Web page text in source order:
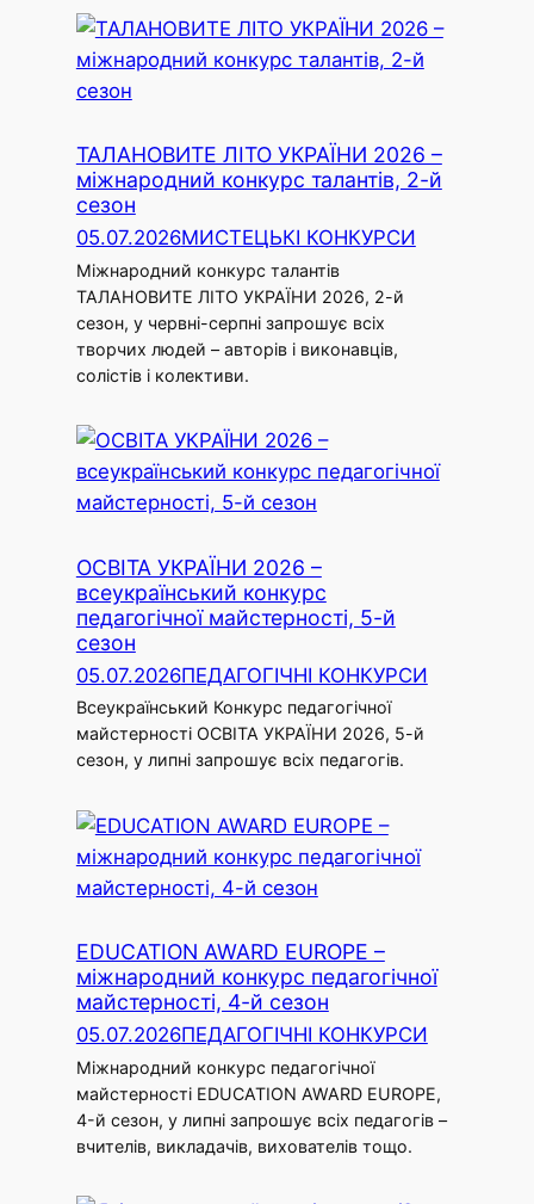
ТАЛАНОВИТЕ ЛІТО УКРАЇНИ 2026 –
міжнародний конкурс талантів, 2-й
сезон
05.07.2026МИСТЕЦЬКІ КОНКУРСИ
Міжнародний конкурс талантів
ТАЛАНОВИТЕ ЛІТО УКРАЇНИ 2026, 2-й
сезон, у червні-серпні запрошує всіх
творчих людей – авторів і виконавців,
солістів і колективи.
ОСВІТА УКРАЇНИ 2026 –
всеукраїнський конкурс
педагогічної майстерності, 5-й
сезон
05.07.2026ПЕДАГОГІЧНІ КОНКУРСИ
Всеукраїнський Конкурс педагогічної
майстерності ОСВІТА УКРАЇНИ 2026, 5-й
сезон, у липні запрошує всіх педагогів.
EDUCATION AWARD EUROPE –
міжнародний конкурс педагогічної
майстерності, 4-й сезон
05.07.2026ПЕДАГОГІЧНІ КОНКУРСИ
Міжнародний конкурс педагогічної
майстерності EDUCATION AWARD EUROPE,
4-й сезон, у липні запрошує всіх педагогів –
вчителів, викладачів, вихователів тощо.